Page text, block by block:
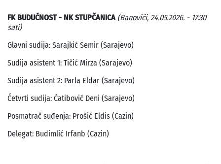
FK BUDUĆNOST - NK STUPČANICA (Banovići, 24.05.2026. - 17:30
sati)
Glavni sudija: Sarajkić Semir (Sarajevo)
Sudija asistent 1: Tičić Mirza (Sarajevo)
Sudija asistent 2: Parla Eldar (Sarajevo)
Četvrti sudija: Ćatibović Deni (Sarajevo)
Posmatrač suđenja: Prošić Eldis (Cazin)
Delegat: Budimlić Irfanb (Cazin)